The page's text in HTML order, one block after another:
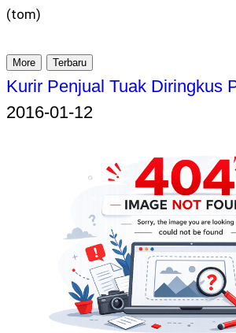
(tom)
More Terbaru
Kurir Penjual Tuak Diringkus
2016-01-12